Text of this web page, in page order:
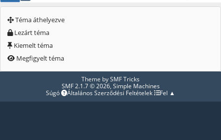
Téma áthelyezve
Lezárt téma
Kiemelt téma
Megfigyelt téma
Theme bySMF Tricks
SMF 2.1.7 © 2026, Simple Machines
Súgó
Általános Szerződési Feltételek Fel ▲